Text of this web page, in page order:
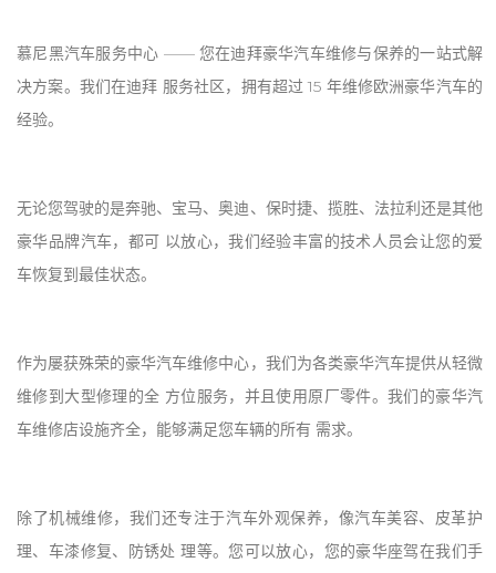
慕尼黑汽车服务中心 —— 您在迪拜豪华汽车维修与保养的一站式解
决方案。我们在迪拜 服务社区，拥有超过 15 年维修欧洲豪华汽车的
经验。
无论您驾驶的是奔驰、宝马、奥迪、保时捷、揽胜、法拉利还是其他
豪华品牌汽车，都可 以放心，我们经验丰富的技术人员会让您的爱
车恢复到最佳状态。
作为屡获殊荣的豪华汽车维修中心，我们为各类豪华汽车提供从轻微
维修到大型修理的全 方位服务，并且使用原厂零件。我们的豪华汽
车维修店设施齐全，能够满足您车辆的所有 需求。
除了机械维修，我们还专注于汽车外观保养，像汽车美容、皮革护
理、车漆修复、防锈处 理等。您可以放心，您的豪华座驾在我们手